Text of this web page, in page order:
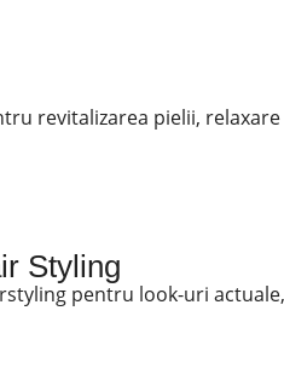
revitalizarea pielii,
Styling
pentru look-uri